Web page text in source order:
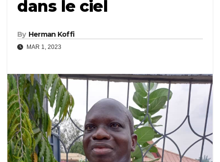
dans le ciel
By Herman Koffi
MAR 1, 2023